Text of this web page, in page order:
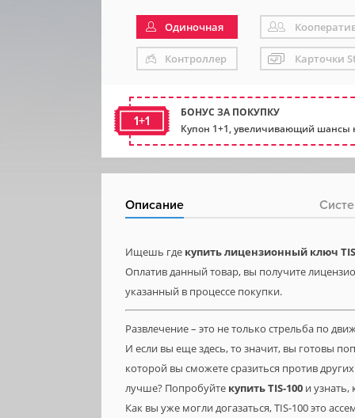
Одиночная
Контроллер Карточки
1+1
БОНУС ЗА ПОКУПКУ
Купон 1+1, увеличивающий шансы
Описание
Ищешь где купить лицензионный ключ
Оплатив данный товар, вы получите
указанный в процессе покупки.
Развлечение – это не только стрельба по
И если вы еще здесь, то значит, вы готовы
которой вы сможете сразиться против
лучше? Попробуйте купитьTIS-100 и узнать,
Как вы уже могли догазаться, TIS-100 это